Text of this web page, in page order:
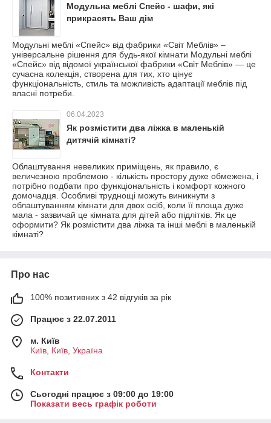
Модульна меблі Спейс - шафи, які
прикрасять Ваш дім
Модульні меблі «Спейс» від фабрики «Світ Меблів» –
універсальне рішення для будь-якої кімнати Модульні меблі
«Спейс» від відомої української фабрики «Світ Меблів» — це
сучасна колекція, створена для тих, хто цінує
функціональність, стиль та можливість адаптації меблів під
власні потреби.
06.04.2023
Як розмістити два ліжка в маленькій
дитячій кімнаті?
Облаштування невеликих приміщень, як правило, є
величезною проблемою - кількість простору дуже обмежена, і
потрібно подбати про функціональність і комфорт кожного
домочадця. Особливі труднощі можуть виникнути з
облаштуванням кімнати для двох осіб, коли її площа дуже
мала - зазвичай це кімната для дітей або підлітків. Як це
оформити? Як розмістити два ліжка та інші меблі в маленькій
кімнаті?
Про нас
100% позитивних з 42 відгуків за рік
Працює з 22.07.2011
м. Київ
Київ, Київ, Україна
Контакти
Сьогодні працює з 09:00 до 19:00
Показати весь графік роботи